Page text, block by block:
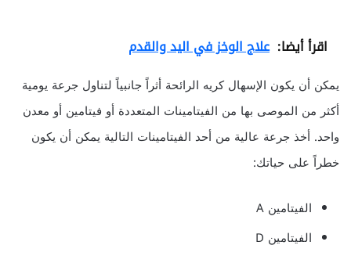
اقرأ أيضا: علاج الوخز في اليد والقدم
يمكن أن يكون الإسهال كريه الرائحة أثراً جانبياً لتناول جرعة يومية
أكثر من الموصى بها من الفيتامينات المتعددة أو فيتامين أو معدن
واحد. أخذ جرعة عالية من أحد الفيتامينات التالية يمكن أن يكون
خطراً على حياتك:
الفيتامين A
الفيتامين D